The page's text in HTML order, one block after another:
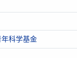
科学基金